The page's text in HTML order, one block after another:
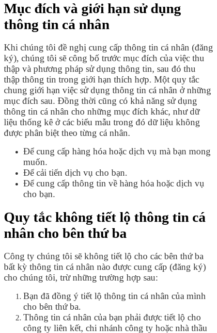
Mục đích và giới hạn sử dụng
thông tin cá nhân
Khi chúng tôi đề nghị cung cấp thông tin cá nhân (đăng
ký), chúng tôi sẽ công bố trước mục đích của việc thu
thập và phương pháp sử dụng thông tin, sau đó thu
thập thông tin trong giới hạn thích hợp. Một quy tắc
chung giới hạn việc sử dụng thông tin cá nhân ở những
mục đích sau. Đồng thời cũng có khả năng sử dụng
thông tin cá nhân cho những mục đích khác, như dữ
liệu thống kê ở các biểu mẫu trong đó dữ liệu không
được phân biệt theo từng cá nhân.
Để cung cấp hàng hóa hoặc dịch vụ mà bạn mong
muốn.
Để cải tiến dịch vụ cho bạn.
Để cung cấp thông tin về hàng hóa hoặc dịch vụ
cho bạn.
Quy tắc không tiết lộ thông tin cá
nhân cho bên thứ ba
Công ty chúng tôi sẽ không tiết lộ cho các bên thứ ba
bất kỳ thông tin cá nhân nào được cung cấp (đăng ký)
cho chúng tôi, trừ những trường hợp sau:
Bạn đã đồng ý tiết lộ thông tin cá nhân của mình
cho bên thứ ba.
Thông tin cá nhân của bạn phải được tiết lộ cho
công ty liên kết, chi nhánh công ty hoặc nhà thầu